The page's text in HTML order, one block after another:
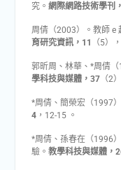
究。 網際網路技術學刊
周倩（2003）。教師 e
育研究資訊，11
（5）
郭昕周、林華、*周倩
學科技與媒體，37（2
*周倩、簡榮宏（1997
4，12-15 。
*周倩、孫春在（1996
驗。 教學科技與媒體，